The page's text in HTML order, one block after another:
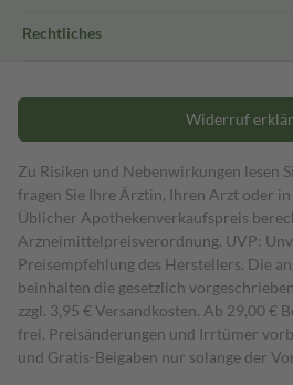
Rechtliches
Widerruf
Zu Risiken und Nebenwirkungen lesen
fragen Sie Ihre Ärztin, Ihren Arzt oder
Üblicher Apothekenverkaufspreis
Arzneimittelpreisverordnung. UVP:
Preisempfehlung des Herstellers. Die
beinhalten die gesetzlich
zzgl. 3,95 € Versandkosten. Ab 29,00 €
frei. Preisänderungen und Irrtümer
und Gratis-Beigaben nur solange der